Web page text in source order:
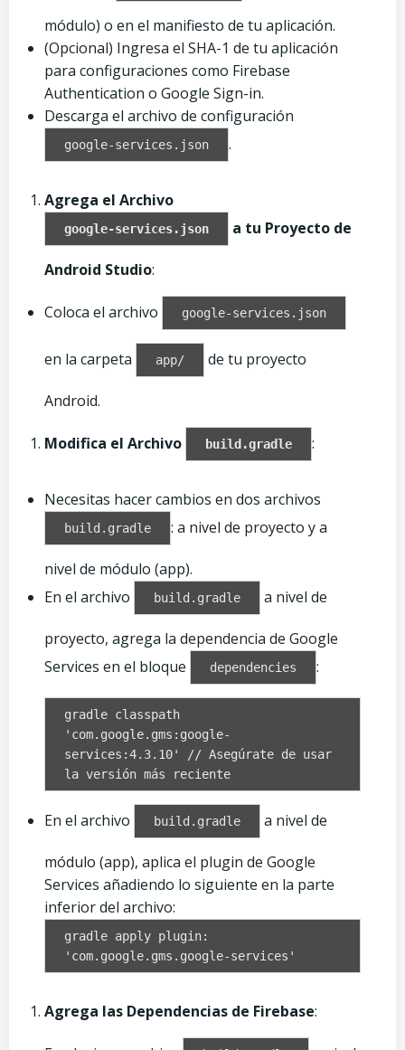
módulo) o en el manifiesto de tu aplicación.
(Opcional) Ingresa el SHA-1 de tu aplicación
para configuraciones como Firebase
Authentication o Google Sign-in.
Descarga el archivo de configuración
google-services.json .
Agrega el Archivo
google-services.json a tu Proyecto de
Android Studio:
Coloca el archivo google-services.json
en la carpeta app/ de tu proyecto
Android.
Modifica el Archivo build.gradle :
Necesitas hacer cambios en dos archivos
build.gradle : a nivel de proyecto y a
nivel de módulo (app).
En el archivo
build.gradle a nivel de
proyecto, agrega la dependencia de Google
Services en el bloque
dependencies :
gradle classpath
'com.google.gms:google-
services:4.3.10' // Asegúrate de usar
la versión más reciente
En el archivo build.gradle a nivel de
módulo (app), aplica el plugin de Google
Services añadiendo lo siguiente en la parte
inferior del archivo:
gradle apply plugin:
'com.google.gms.google-services'
Agrega las Dependencias de Firebase: